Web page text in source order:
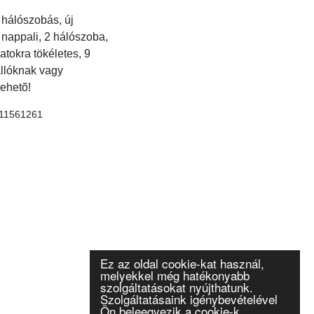
Ez az oldal cookie-kat használ,
melyekkel még hatékonyabb
szolgáltatásokat nyújthatunk.
Szolgáltatásaink igénybevételével
új
2 hálószoba,
tökéletes, 9
vagy